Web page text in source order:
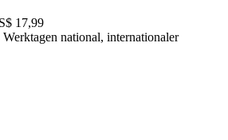
17,99
national, internationaler